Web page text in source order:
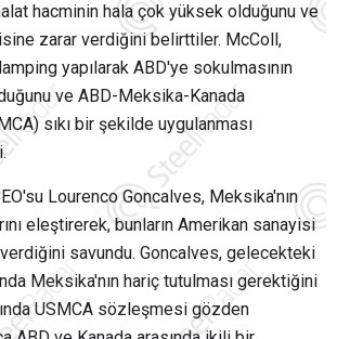
hacminin hala çok yüksek olduğunu ve
zarar verdiğini belirttiler. McColl,
yapılarak ABD'ye sokulmasının
ve ABD-Meksika-Kanada
sıkı bir şekilde uygulanması
Lourenco Goncalves, Meksika'nın
eleştirerek, bunların Amerikan sanayisi
savundu. Goncalves, gelecekteki
Meksika'nın hariç tutulması gerektiğini
USMCA sözleşmesi gözden